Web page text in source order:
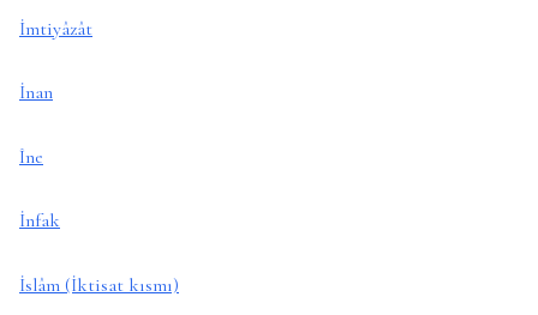
İmtiyâzât
İnan
Îne
İnfak
İslâm (İktisat kısmı)